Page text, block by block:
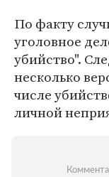
По факту
уголовное
убийство".
несколько
числе
личной